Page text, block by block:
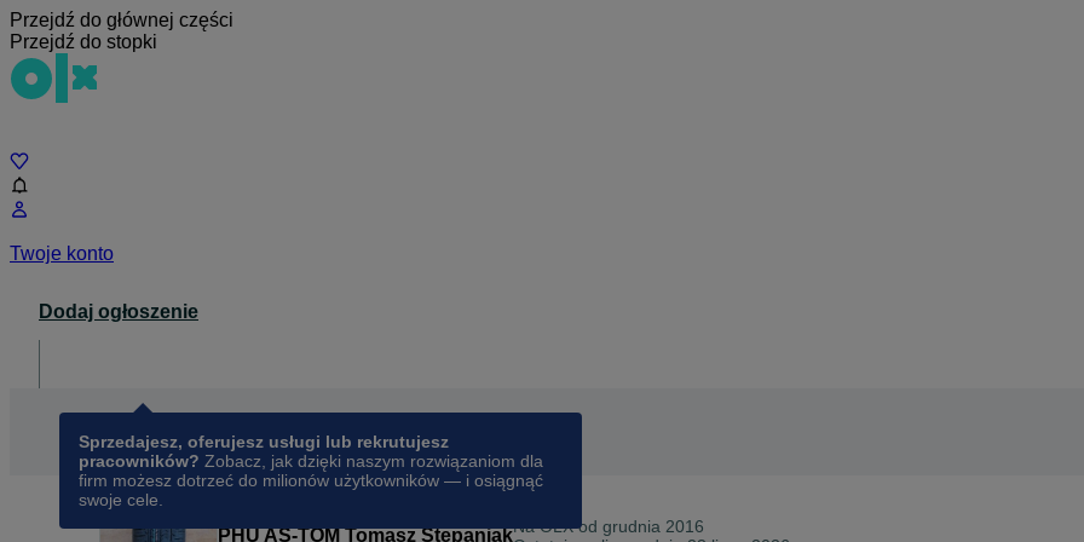
Przejdź do głównej części
Przejdź do stopki
Twoje konto
Dodaj ogłoszenie
Sprzedajesz, oferujesz usługi lub rekrutujesz
pracowników? Zobacz, jak dzięki naszym rozwiązaniom dla
firm możesz dotrzeć do milionów użytkowników — i osiągnąć
swoje cele.
PHU AS-TOM Tomasz StepaniakNa OLX od grudnia 2016